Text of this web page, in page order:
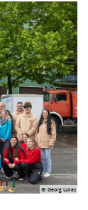
© Georg Lukas